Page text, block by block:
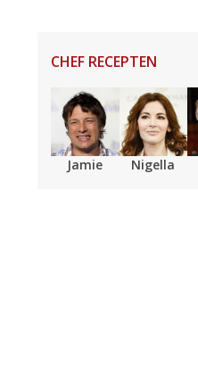
CHEF RECEPTEN
Jamie Nigella